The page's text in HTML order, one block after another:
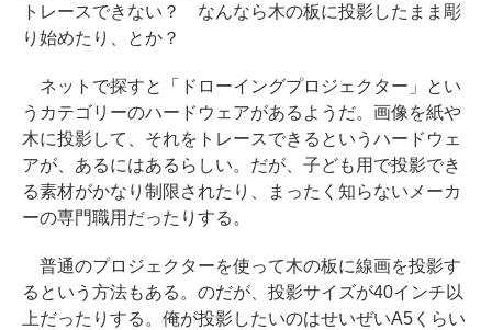
トレースできない？ なんなら木の板に投影したまま彫
り始めたり、とか？
ネットで探すと「ドローイングプロジェクター」とい
うカテゴリーのハードウェアがあるようだ。画像を紙や
木に投影して、それをトレースできるというハードウェ
アが、あるにはあるらしい。だが、子ども用で投影でき
る素材がかなり制限されたり、まったく知らないメーカ
ーの専門職用だったりする。
普通のプロジェクターを使って木の板に線画を投影す
るという方法もある。のだが、投影サイズが40インチ以
上だったりする。俺が投影したいのはせいぜいA5くらい